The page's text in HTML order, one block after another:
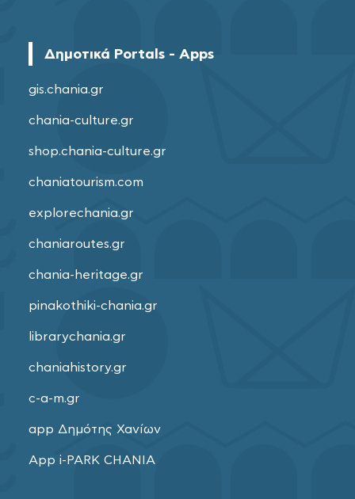
Δημοτικά Portals - Apps
gis.chania.gr
chania-culture.gr
shop.chania-culture.gr
chaniatourism.com
explorechania.gr
chaniaroutes.gr
chania-heritage.gr
pinakothiki-chania.gr
librarychania.gr
chaniahistory.gr
c-a-m.gr
app Δημότης Χανίων
App i-PARK CHANIA